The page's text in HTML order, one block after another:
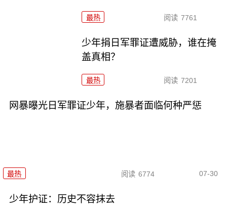
最热 阅读 7761
少年捐日军罪证遭威胁，谁在掩
盖真相？
最热 阅读 7201
网暴曝光日军罪证少年，施暴者面临何种严惩
最热 阅读 6774 07-30
少年护证：历史不容抹去